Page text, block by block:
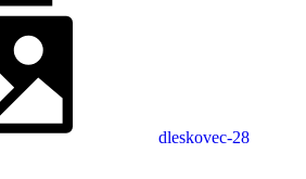
dleskovec-28